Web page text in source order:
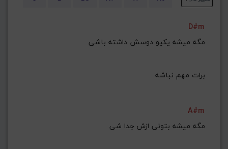
D#m
برات مهم نباشه
A#m